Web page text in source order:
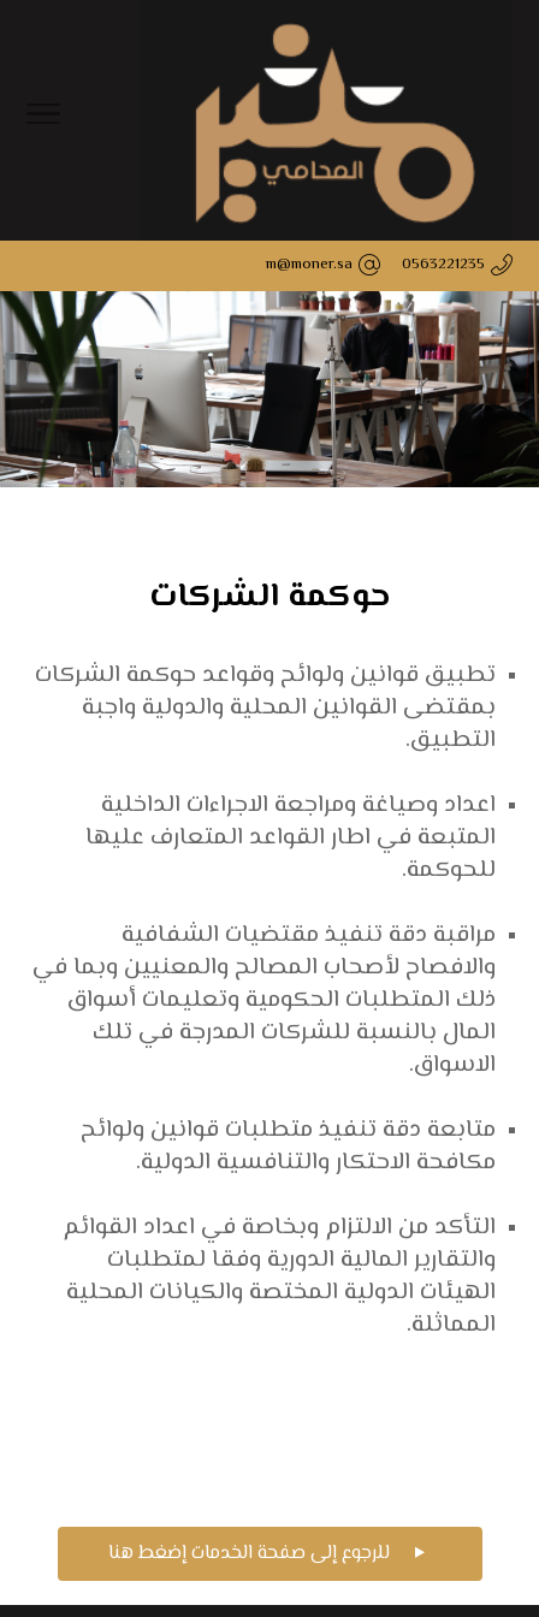
0563221235
m@moner.sa
حوكمة الشركات
تطبيق قوانين ولوائح وقواعد حوكمة الشركات
بمقتضى القوانين المحلية والدولية واجبة
التطبيق.
اعداد وصياغة ومراجعة الاجراءات الداخلية
المتبعة في اطار القواعد المتعارف عليها
للحوكمة.
مراقبة دقة تنفيذ مقتضيات الشفافية
والافصاح لأصحاب المصالح والمعنيين وبما في
ذلك المتطلبات الحكومية وتعليمات أسواق
المال بالنسبة للشركات المدرجة في تلك
الاسواق.
متابعة دقة تنفيذ متطلبات قوانين ولوائح
مكافحة الاحتكار والتنافسية الدولية.
التأكد من الالتزام وبخاصة في اعداد القوائم
والتقارير المالية الدورية وفقا لمتطلبات
الهيئات الدولية المختصة والكيانات المحلية
المماثلة.
 للرجوع إلى صفحة الخدمات إضغط هنا